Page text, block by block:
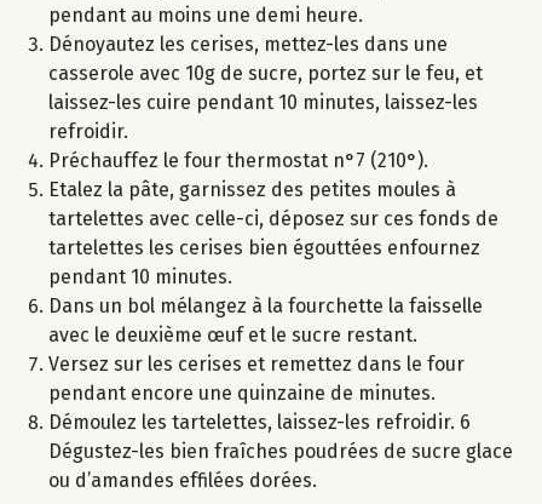
pendant au moins une demi heure.
Dénoyautez les cerises, mettez-les dans une
casserole avec 10g de sucre, portez sur le feu, et
laissez-les cuire pendant 10 minutes, laissez-les
refroidir.
Préchauffez le four thermostat n°7 (210°).
Etalez la pâte, garnissez des petites moules à
tartelettes avec celle-ci, déposez sur ces fonds de
tartelettes les cerises bien égouttées enfournez
pendant 10 minutes.
Dans un bol mélangez à la fourchette la faisselle
avec le deuxième œuf et le sucre restant.
Versez sur les cerises et remettez dans le four
pendant encore une quinzaine de minutes.
Démoulez les tartelettes, laissez-les refroidir. 6
Dégustez-les bien fraîches poudrées de sucre glace
ou d’amandes effilées dorées.